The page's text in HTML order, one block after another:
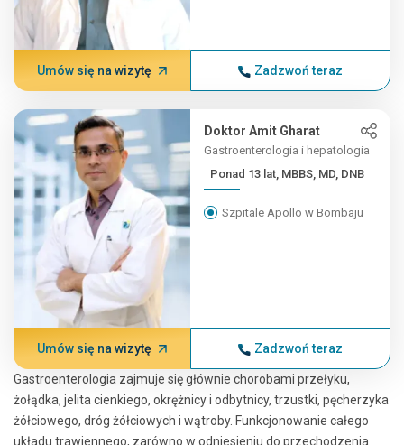
Umów się na wizytę Zadzwoń teraz
Doktor Amit Gharat
Gastroenterologia i hepatologia
Ponad 13 lat, MBBS, MD, DNB
Szpitale Apollo w Bombaju
Umów się na wizytę Zadzwoń teraz
Gastroenterologia zajmuje się głównie chorobami przełyku,
żołądka, jelita cienkiego, okrężnicy i odbytnicy, trzustki, pęcherzyka
żółciowego, dróg żółciowych i wątroby. Funkcjonowanie całego
układu trawiennego, zarówno w odniesieniu do przechodzenia